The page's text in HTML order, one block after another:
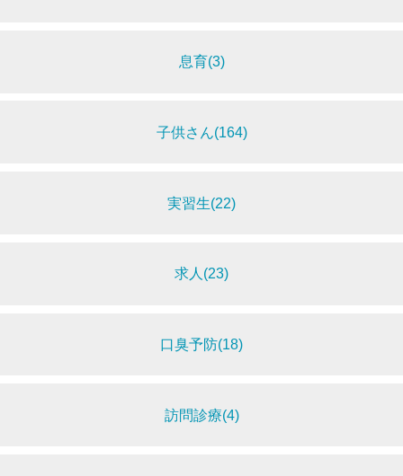
息育(3)
子供さん(164)
実習生(22)
求人(23)
口臭予防(18)
訪問診療(4)